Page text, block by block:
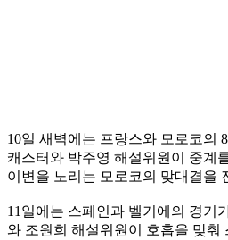
10일 새벽에는 프랑스와 모로코의
캐스터와 박주영 해설위원이 중계
이변을 노리는 모로코의 맞대결을
11일에는 스페인과 벨기에의 경기
와 조원희 해설위원이 호흡을 맞춰